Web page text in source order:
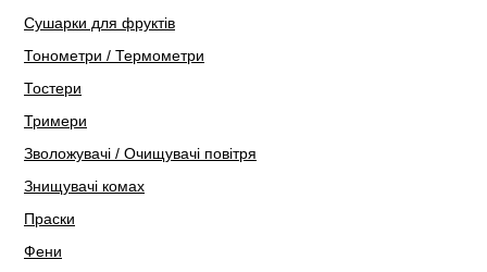
Сушарки для фруктів
Тонометри / Термометри
Тостери
Тримери
Зволожувачі / Очищувачі повітря
Знищувачі комах
Праски
Фени